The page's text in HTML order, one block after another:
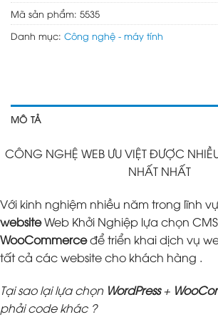
Mã sản phẩm: 5535
Danh mục: Công nghệ - máy tính
MÔ TẢ
CÔNG NGHỆ WEB ƯU VIỆT ĐƯỢC
NHẤT NHẤT
Với kinh nghiệm nhiều năm trong lĩnh
websiteWeb Khởi Nghiệp lựa chọn CMS
WooCommerceđể triển khai dịch vụ
tất cả các website cho khách hàng .
Tại sao lại lựa chọn WordPress+
phải code khác ?